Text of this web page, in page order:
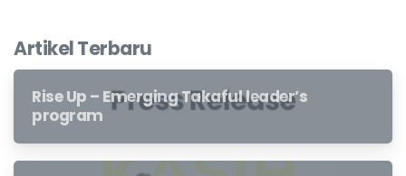
Artikel Terbaru
Rise Up – Emerging Takaful leader’s
program